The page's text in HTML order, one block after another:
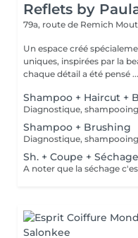
Reflets by
79a, route de Remich
Un espace créé
uniques, inspirées par la
chaque détail a été pensé ...
Shampoo + Haircut +
Diagnostique,
Shampoo + Brushing
Diagnostique,
Sh. + Coupe + Séchage